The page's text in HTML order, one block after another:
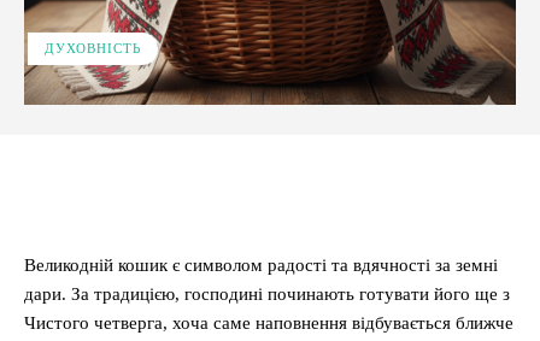
ДУХОВНІСТЬ
Великодній кошик є символом радості та вдячності за земні
дари. За традицією, господині починають готувати його ще з
Чистого четверга, хоча саме наповнення відбувається ближче